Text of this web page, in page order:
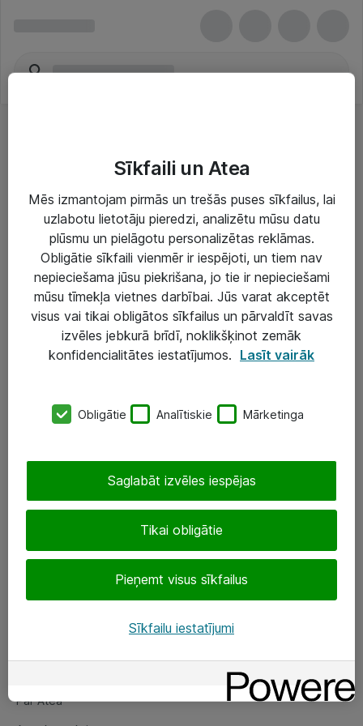
Risinājumi & Pakalpojumi
IT serviss un atbalsts
IT infrastruktūra
Darba vietu IT risinājumi
Serveri un datu centri
SIA „ATEA”
eShop@atea.lv
Sekojiet mums
Par Atea
Par Atea
Sīkfaili un Atea
Mēs izmantojam pirmās un trešās puses sīkfailus, lai
uzlabotu lietotāju pieredzi, analizētu mūsu datu
plūsmu un pielāgotu personalizētas reklāmas.
Obligātie sīkfaili vienmēr ir iespējoti, un tiem nav
nepieciešama jūsu piekrišana, jo tie ir nepieciešami
mūsu tīmekļa vietnes darbībai. Jūs varat akceptēt
visus vai tikai obligātos sīkfailus un pārvaldīt savas
izvēles jebkurā brīdī, noklikšķinot zemāk
konfidencialitātes iestatījumos. Lasīt vairāk
Obligātie Analītiskie Mārketinga
Tikai obligātie
Pieņemt visus sīkfailus
Saglabāt izvēles iespējas
Sīkfailu iestatījumi